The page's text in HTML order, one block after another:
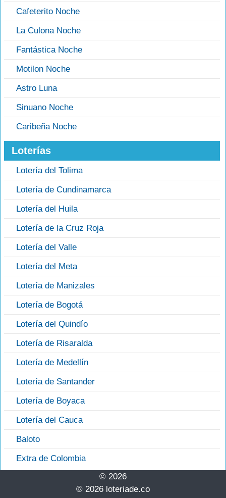
Cafeterito Noche
La Culona Noche
Fantástica Noche
Motilon Noche
Astro Luna
Sinuano Noche
Caribeña Noche
Loterías
Lotería del Tolima
Lotería de Cundinamarca
Lotería del Huila
Lotería de la Cruz Roja
Lotería del Valle
Lotería del Meta
Lotería de Manizales
Lotería de Bogotá
Lotería del Quindío
Lotería de Risaralda
Lotería de Medellín
Lotería de Santander
Lotería de Boyaca
Lotería del Cauca
Baloto
Extra de Colombia
© 2026
© 2026 loteriade.co